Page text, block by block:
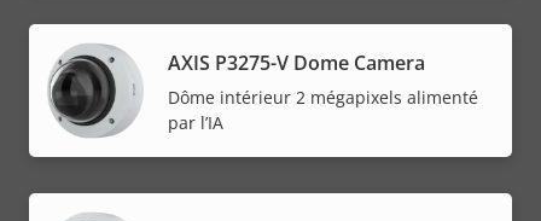
AXIS P3275-V Dome Camera
Dôme intérieur 2 mégapixels alimenté
par l’IA